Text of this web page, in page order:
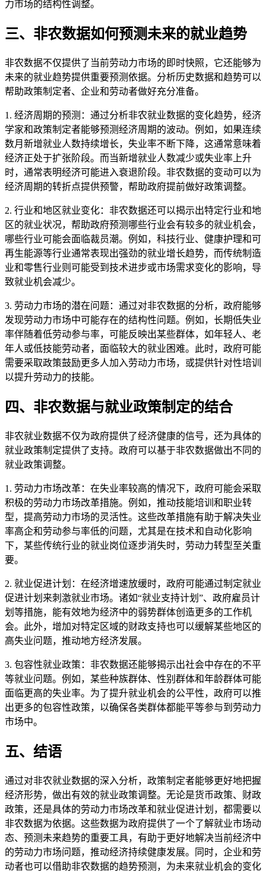
力市场的结构性调整。
三、非农数据如何预测未来的就业趋势
非农数据不仅提供了当前劳动力市场的即时快照，它还能够为
未来的就业趋势提供重要预测依据。分析历史数据和趋势可以
帮助政策制定者、企业和劳动者做好充分准备。
1. 经济周期的预测：通过分析非农就业数据的变化趋势，经济
学家和政策制定者能够预测经济周期的波动。例如，如果连续
数月新增就业人数持续增长，失业率不断下降，这通常意味着
经济正处于扩张阶段。而当新增就业人数减少或失业率上升
时，通常表明经济可能进入衰退阶段。非农数据的变动可以为
经济周期的转折点提供预警，帮助政府提前做好政策调整。
2. 行业和地区就业变化：非农数据还可以揭示出特定行业和地
区的就业状况，帮助政府预测哪些行业会有较多的就业机会，
哪些行业可能会面临裁员潮。例如，科技行业、健康护理和可
再生能源等行业通常表现出强劲的就业增长趋势，而传统制造
业和零售行业则可能受到技术进步或市场需求变化的影响，导
致就业机会减少。
3. 劳动力市场的潜在问题：通过对非农数据的分析，政府能够
发现劳动力市场中可能存在的结构性问题。例如，长期低失业
率伴随着低劳动参与率，可能反映出某些群体，如年轻人、老
年人或低技能劳动者，面临较大的就业困难。此时，政府可能
需要采取政策鼓励更多人加入劳动力市场，或提供针对性培训
以提升劳动力的技能。
四、非农数据与就业政策制定的结合
非农就业数据不仅为政府提供了经济健康的信号，还为具体的
就业政策制定提供了支持。政府可以基于非农数据做出不同的
就业政策调整。
1. 劳动力市场改革：在失业率较高的情况下，政府可能会采取
积极的劳动力市场改革措施。例如，推动技能培训和职业转
型，提高劳动力市场的灵活性。这些改革措施有助于解决失业
率高企和劳动参与率低的问题，尤其是在技术和自动化影响
下，某些传统行业的就业岗位逐步消失时，劳动力转型至关重
要。
2. 就业促进计划：在经济增速放缓时，政府可能通过制定就业
促进计划来刺激就业市场。诸如“就业支持计划”、政府雇员计
划等措施，能有效地为经济中的弱势群体创造更多的工作机
会。此外，增加对特定区域的财政支持也可以缓解某些地区的
高失业问题，推动地方经济发展。
3. 包容性就业政策：非农数据还能够揭示出社会中存在的不平
等就业问题。例如，某些种族群体、性别群体和年龄群体可能
面临更高的失业率。为了提升就业机会的公平性，政府可以推
出更多的包容性政策，以确保各类群体都能平等参与到劳动力
市场中。
五、结语
通过对非农就业数据的深入分析，政策制定者能够更好地把握
经济形势，做出有效的就业政策调整。无论是货币政策、财政
政策，还是具体的劳动力市场改革和就业促进计划，都需要以
非农数据为依据。这些数据为政府提供了一个了解就业市场动
态、预测未来趋势的重要工具，有助于更好地解决当前经济中
的劳动力市场问题，推动经济持续健康发展。同时，企业和劳
动者也可以借助非农数据的趋势预测，为未来就业机会的变化